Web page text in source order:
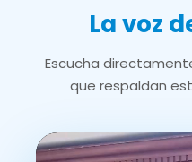
La voz
Escucha
que respaldan